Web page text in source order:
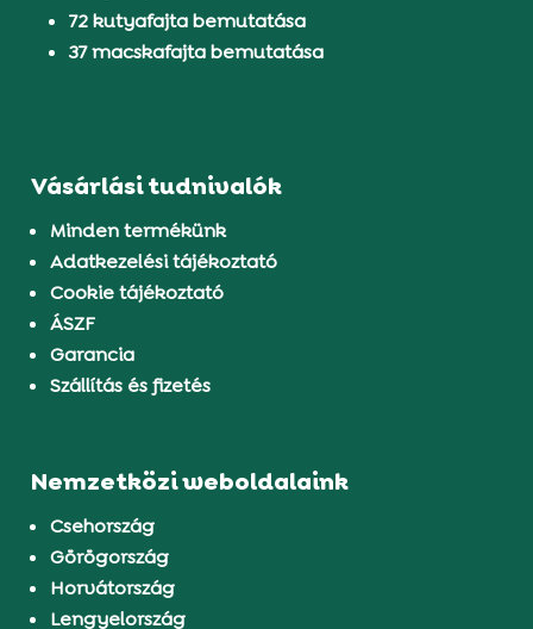
72 kutyafajta bemutatása
37 macskafajta bemutatása
Vásárlási tudnivalók
Minden termékünk
Adatkezelési tájékoztató
Cookie tájékoztató
ÁSZF
Garancia
Szállítás és fizetés
Nemzetközi weboldalaink
Csehország
Görögország
Horvátország
Lengyelország